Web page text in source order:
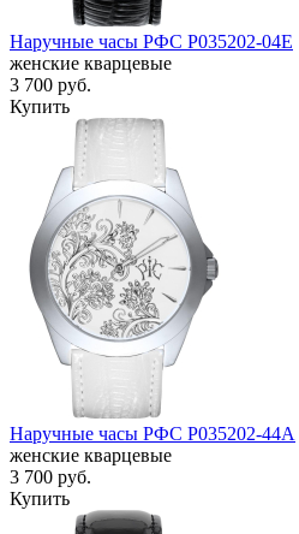
Наручные часы РФС P035202-04E
женские кварцевые
3 700 руб.
Купить
Наручные часы РФС P035202-44A
женские кварцевые
3 700 руб.
Купить